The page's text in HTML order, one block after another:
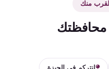
منك
محافظتك